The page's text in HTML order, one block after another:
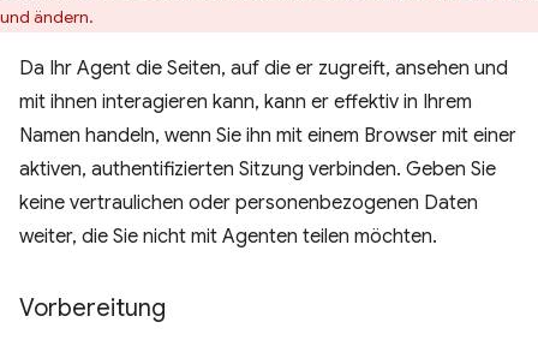
und ändern.
Da Ihr Agent die Seiten, auf die er zugreift, ansehen und
mit ihnen interagieren kann, kann er effektiv in Ihrem
Namen handeln, wenn Sie ihn mit einem Browser mit einer
aktiven, authentifizierten Sitzung verbinden. Geben Sie
keine vertraulichen oder personenbezogenen Daten
weiter, die Sie nicht mit Agenten teilen möchten.
Vorbereitung